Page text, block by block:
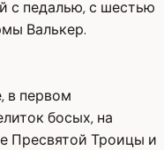
с педалью, с шестью
Валькер.
в первом
босых, на
Пресвятой Троицы и